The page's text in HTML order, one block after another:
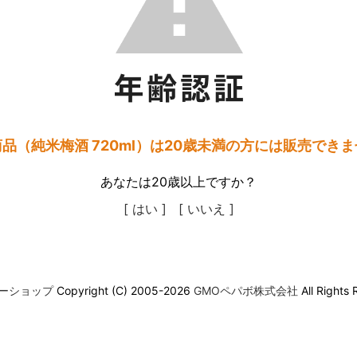
品（純米梅酒 720ml）は20歳未満の方には販売できま
あなたは20歳以上ですか？
[ はい ]
[ いいえ ]
ショップCopyright (C) 2005-2026 GMOペパボ株式会社 All Rights